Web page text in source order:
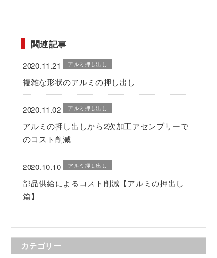
関連記事
2020.11.21 アルミ押し出し
複雑な形状のアルミの押し出し
2020.11.02 アルミ押し出し
アルミの押し出しから2次加工アセンブリーで
のコスト削減
2020.10.10 アルミ押し出し
部品供給によるコスト削減【アルミの押出し
篇】
カテゴリー